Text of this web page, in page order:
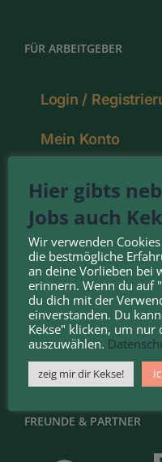
FÜR ARBEITGEBER
Login /
Mein Konto
Pakete
Deine Vorteile
NOMINIERT FÜR DEN:
FREUNDE & PARTNER
Hier gibts
Jobs auch
Wir verwenden
die bestmögliche
an deine Vorlieben bei
erinnern. Wenn du auf
du dich mit der
einverstanden. Du
Kekse" klicken, um nur
auszuwählen.
zeig mir dir Kekse!